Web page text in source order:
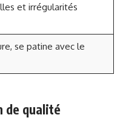
et irrégularités
se patine avec le
de qualité